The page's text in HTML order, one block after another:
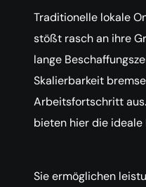
Traditionelle lokale
stößt rasch an ihre
lange
Skalierbarkeit
Arbeitsfortschritt
bieten hier die ideale
Sie ermöglichen